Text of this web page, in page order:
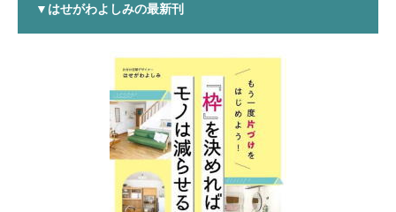
▼はせがわよしみの最新刊